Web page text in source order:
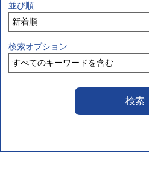
並び順
検索オプション